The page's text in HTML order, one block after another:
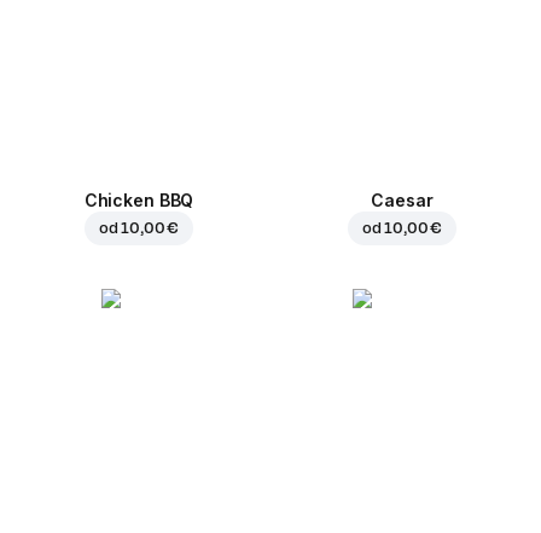
Chicken BBQ
od10,00 €
Caesar
od10,00 €